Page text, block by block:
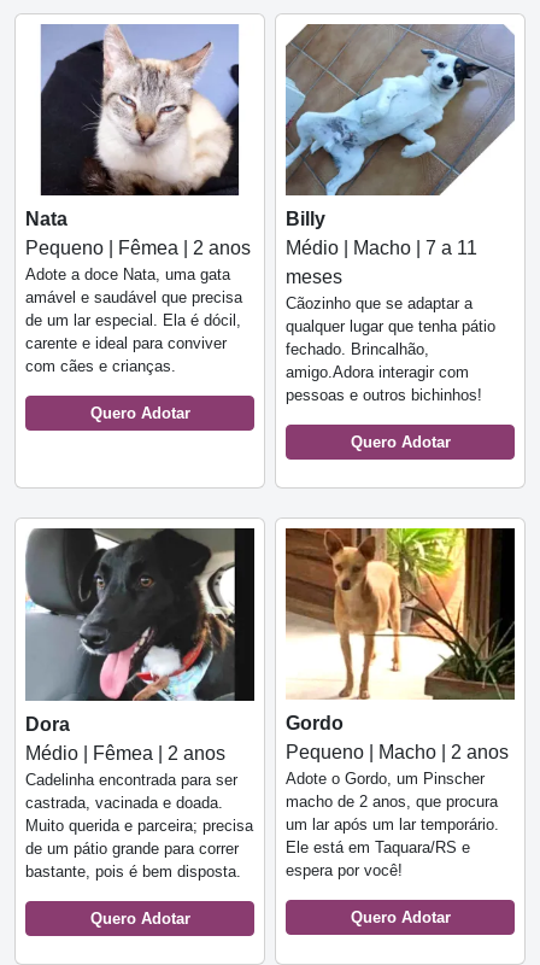
Nata
Pequeno | Fêmea | 2 anos
Adote a doce Nata, uma gata
amável e saudável que precisa
de um lar especial. Ela é dócil,
carente e ideal para conviver
com cães e crianças.
Quero Adotar
Billy
Médio | Macho | 7 a 11
meses
Cãozinho que se adaptar a
qualquer lugar que tenha pátio
fechado. Brincalhão,
amigo.Adora interagir com
pessoas e outros bichinhos!
Quero Adotar
Dora
Médio | Fêmea | 2 anos
Cadelinha encontrada para ser
castrada, vacinada e doada.
Muito querida e parceira; precisa
de um pátio grande para correr
bastante, pois é bem disposta.
Quero Adotar
Gordo
Pequeno | Macho | 2 anos
Adote o Gordo, um Pinscher
macho de 2 anos, que procura
um lar após um lar temporário.
Ele está em Taquara/RS e
espera por você!
Quero Adotar